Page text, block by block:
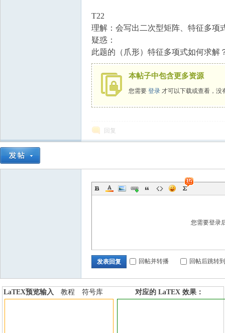
T22
理解：会写出二次型矩阵、特征多项
疑惑：
此题的（爪形）特征多项式如何求解
本帖子中包含更多资源
您需要 登录 才可以下载或查看，没
回复
您需要登录
发表回复 回帖并转播 回帖后跳转
LaTEX预览输入 教程
符号库
对应的 LaTEX 效果：